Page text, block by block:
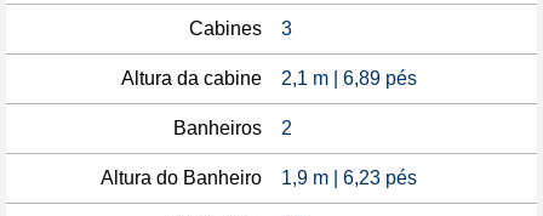
Cabines 3
Altura da cabine 2,1 m | 6,89 pés
Banheiros 2
Altura do Banheiro 1,9 m | 6,23 pés